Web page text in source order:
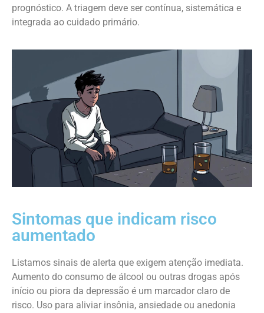
prognóstico. A triagem deve ser contínua, sistemática e
integrada ao cuidado primário.
Sintomas que indicam risco
aumentado
Listamos sinais de alerta que exigem atenção imediata.
Aumento do consumo de álcool ou outras drogas após
início ou piora da depressão é um marcador claro de
risco. Uso para aliviar insônia, ansiedade ou anedonia